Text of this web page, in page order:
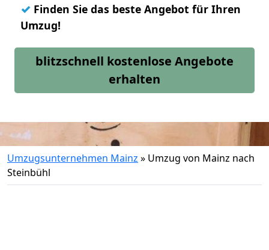
✓ Finden Sie das beste Angebot für Ihren
Umzug!
blitzschnell kostenlose Angebote
erhalten
Umzugsunternehmen Mainz » Umzug von Mainz nach
Steinbühl